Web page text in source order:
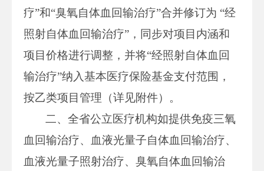
疗”和“臭氧自体血回输治疗”合并修订为 “经
照射自体血回输治疗”，同步对项目内涵和
项目价格进行调整，并将“经照射自体血回
输治疗”纳入基本医疗保险基金支付范围，
按乙类项目管理（详见附件）。
二、全省公立医疗机构如提供免疫三氧
血回输治疗、血液光量子自体血回输治疗、
血液光量子照射治疗、臭氧自体血回输治